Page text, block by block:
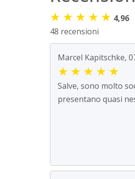
★ ★ ★ ★ ★ 4,96
48 recensioni
Marcel Kapitschke,
★ ★ ★ ★ ★
Salve, sono molto
presentano quasi